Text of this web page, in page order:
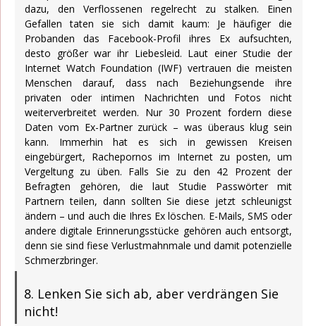
dazu, den Verflossenen regelrecht zu stalken. Einen
Gefallen taten sie sich damit kaum: Je häufiger die
Probanden das Facebook-Profil ihres Ex aufsuchten,
desto größer war ihr Liebesleid. Laut einer Studie der
Internet Watch Foundation (IWF) vertrauen die meisten
Menschen darauf, dass nach Beziehungsende ihre
privaten oder intimen Nachrichten und Fotos nicht
weiterverbreitet werden. Nur 30 Prozent fordern diese
Daten vom Ex-Partner zurück – was überaus klug sein
kann. Immerhin hat es sich in gewissen Kreisen
eingebürgert, Rachepornos im Internet zu posten, um
Vergeltung zu üben. Falls Sie zu den 42 Prozent der
Befragten gehören, die laut Studie Passwörter mit
Partnern teilen, dann sollten Sie diese jetzt schleunigst
ändern – und auch die Ihres Ex löschen. E-Mails, SMS oder
andere digitale Erinnerungsstücke gehören auch entsorgt,
denn sie sind fiese Verlustmahnmale und damit potenzielle
Schmerzbringer.
8. Lenken Sie sich ab, aber verdrängen Sie
nicht!